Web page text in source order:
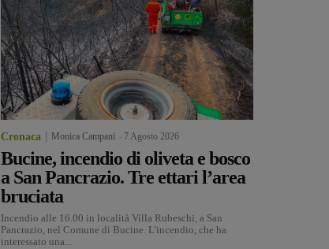
Cronaca Monica Campani 7 Agosto 2026
Bucine, incendio di oliveta e bosco
a San Pancrazio. Tre ettari l’area
bruciata
Incendio alle 16.00 in località Villa Rubeschi, a San
Pancrazio, nel Comune di Bucine. L'incendio, che ha
interessato una...